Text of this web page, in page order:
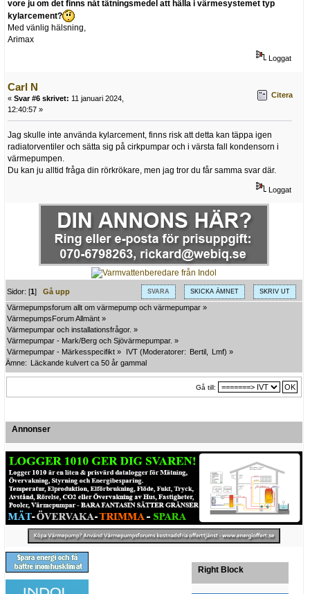
vore ju om det finns nåt tätningsmedel att hälla i värmesystemet typ
kylarcement?
Med vänlig hälsning,
Arimax
Loggat
Carl N
« Svar #6 skrivet: 11 januari 2024,
12:40:57 »
Citera
Jag skulle inte använda kylarcement, finns risk att detta kan täppa igen
radiatorventiler och sätta sig på cirkpumpar och i värsta fall kondensorn i
värmepumpen.
Du kan ju alltid fråga din rörkrökare, men jag tror du får samma svar där.
Loggat
SVARA SKICKA ÄMNET SKRIV UT
Sidor: [1]Gå upp
Värmepumpsforum allt om värmepump och värmepumpar »
VärmepumpsForum Allmänt »
Värmepumpar och installationsfrågor. »
Värmepumpar - Mark/Berg och Sjövärmepumpar. »
Värmepumpar - Märkesspecifikt » IVT (Moderatorer: Bertil Lmf) »
Ämne:
Läckande kulvert ca 50 år gammal
Gå till:
Annonser
Right Block